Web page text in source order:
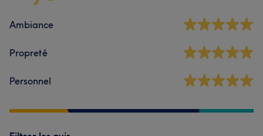
Ambiance
Propreté
Personnel